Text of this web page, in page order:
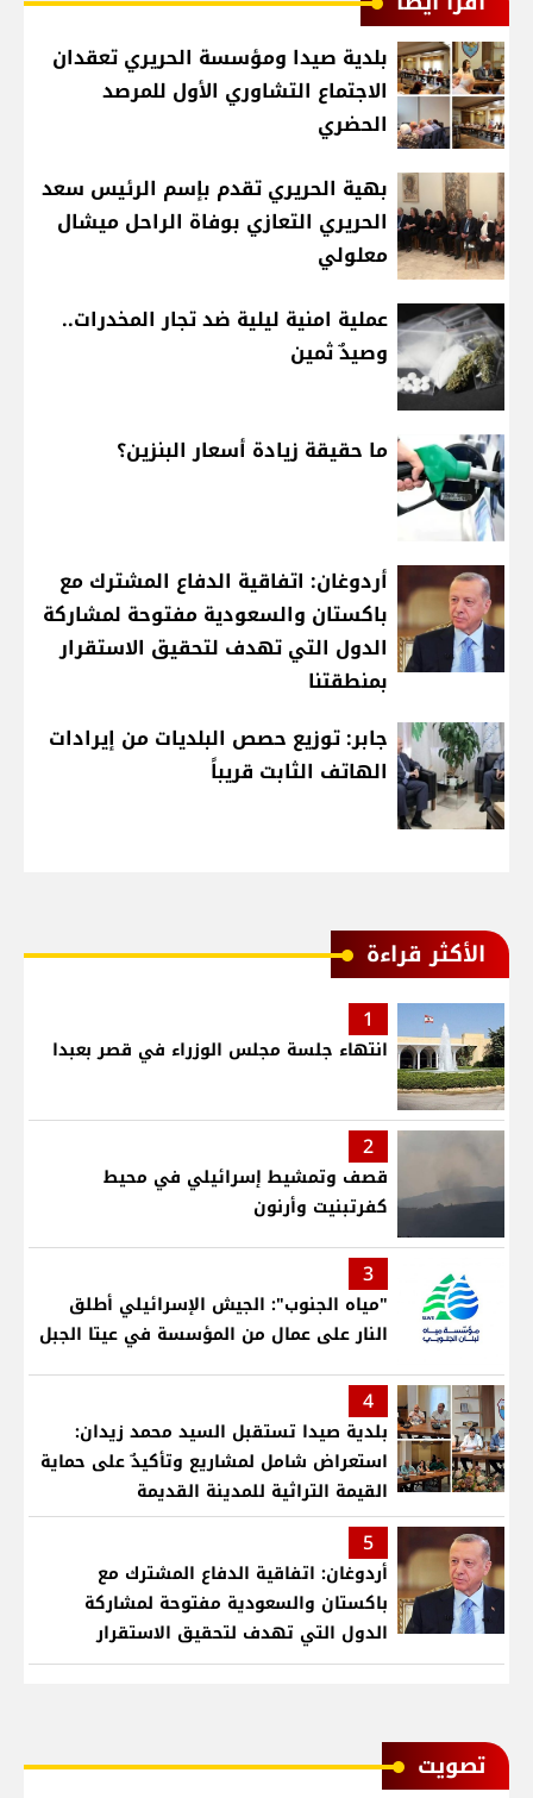
بلدية صيدا ومؤسسة الحريري تعقدان
الاجتماع التشاوري الأول للمرصد
الحضري
بهية الحريري تقدم بإسم الرئيس سعد
الحريري التعازي بوفاة الراحل ميشال
معلولي
عملية امنية ليلية ضد تجار المخدرات..
وصيدٌ ثمين
ما حقيقة زيادة أسعار البنزين؟
أردوغان: اتفاقية الدفاع المشترك مع
باكستان والسعودية مفتوحة لمشاركة
الدول التي تهدف لتحقيق الاستقرار
بمنطقتنا
جابر: توزيع حصص البلديات من إيرادات
الهاتف الثابت قريباً
الأكثر قراءة
1
انتهاء جلسة مجلس الوزراء في قصر بعبدا
2
قصف وتمشيط إسرائيلي في محيط
كفرتبنيت وأرنون
3
"مياه الجنوب": الجيش الإسرائيلي أطلق
النار على عمال من المؤسسة في عيتا الجبل
4
بلدية صيدا تستقبل السيد محمد زيدان:
استعراض شامل لمشاريع وتأكيدٌ على حماية
القيمة التراثية للمدينة القديمة
5
أردوغان: اتفاقية الدفاع المشترك مع
باكستان والسعودية مفتوحة لمشاركة
الدول التي تهدف لتحقيق الاستقرار
بمنطقتنا
ﺗﺼﻮﻳﺖ